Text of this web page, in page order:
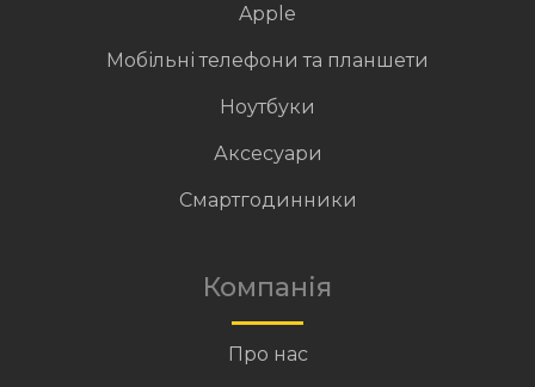
Apple
Мобільні телефони та планшети
Ноутбуки
Аксесуари
Смартгодинники
Компанія
Про нас